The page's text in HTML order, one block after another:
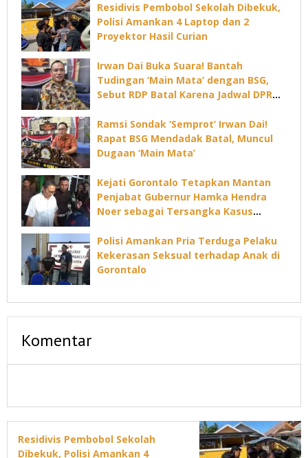
Residivis Pembobol Sekolah Dibekuk,
Polisi Amankan 4 Laptop dan 2
Proyektor Hasil Curian
Irwan Dai Buka Suara! Bantah
Tudingan ‘Main Mata’ dengan BSG,
Sebut RDP Batal Karena Jadwal DPRD
Ramsi Sondak ‘Semprot’ Irwan Dai!
Rapat BSG Mendadak Batal, Muncul
Dugaan ‘Main Mata’
Kejati Gorontalo Tetapkan Mantan
Penjabat Gubernur Hamka Hendra
Noer sebagai Tersangka Kasus
Polisi Amankan Pria Terduga Pelaku
Kekerasan Seksual terhadap Anak di
Gorontalo
Komentar
Residivis Pembobol Sekolah
Dibekuk, Polisi Amankan 4